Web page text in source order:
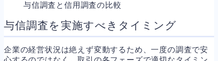
与信調査と信用調査の比較
与信調査を実施すべきタイミング
企業の経営状況は絶えず変動するため、一度の調査で安